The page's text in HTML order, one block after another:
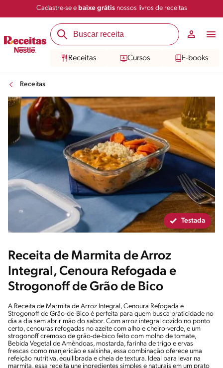
Cadastre-se e baixe grátisnossos livros de receitas
Receitas Cursos E-books
Receitas
Salvar Compartilhar
Testada
Receita de Marmita de Arroz
Integral, Cenoura Refogada e
Strogonoff de Grão de Bico
A Receita de Marmita de Arroz Integral, Cenoura Refogada e
Strogonoff de Grão-de-Bico é perfeita para quem busca praticidade no
dia a dia sem abrir mão do sabor. Com arroz integral cozido no ponto
certo, cenouras refogadas no azeite com alho e cheiro-verde, e um
strogonoff cremoso de grão-de-bico feito com molho de tomate,
Bebida Vegetal de Amêndoas, mostarda, farinha de trigo e ervas
frescas como manjericão e salsinha, essa combinação oferece uma
refeição nutritiva, equilibrada e cheia de textura. Ideal para levar na
marmita, essa receita une ingredientes simples e naturais em um prato